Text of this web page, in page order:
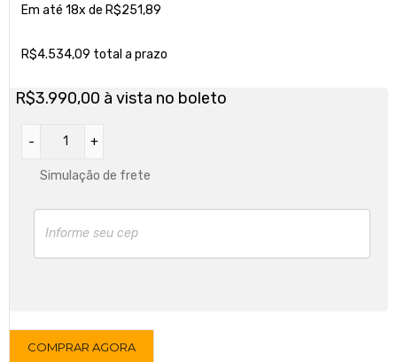
Em até 18x de R$251,89
R$4.534,09 total a prazo
R$3.990,00 à vista no boleto
Simulação de frete
COMPRAR AGORA